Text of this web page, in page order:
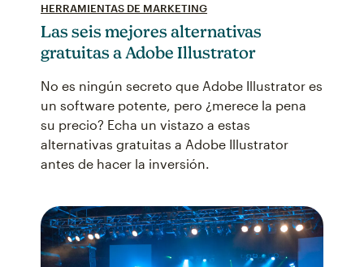
HERRAMIENTAS DE MARKETING
Las seis mejores alternativas
gratuitas a Adobe Illustrator
No es ningún secreto que Adobe Illustrator es
un software potente, pero ¿merece la pena
su precio? Echa un vistazo a estas
alternativas gratuitas a Adobe Illustrator
antes de hacer la inversión.